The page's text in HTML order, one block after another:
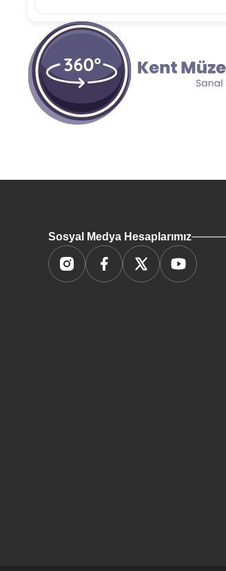
Sosyal Medya Hesaplarımız